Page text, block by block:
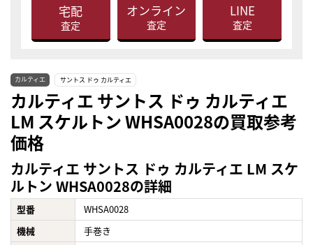
宅配
査定
オンライン
査定
LINE
査定
カルティエ サントス ドゥ カルティエ
カルティエ サントス ドゥ カルティエ
LM スケルトン WHSA0028の買取参考
価格
カルティエ サントス ドゥ カルティエ LM スケ
ルトン WHSA0028の詳細
型番
WHSA0028
機械
手巻き